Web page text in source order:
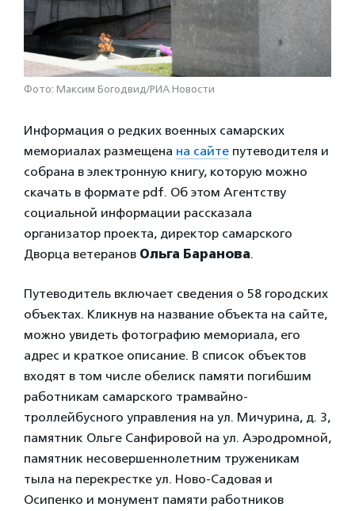
Фото: Максим Богодвид/РИА Новости
Информация о редких военных самарских
мемориалах размещена на сайте путеводителя и
собрана в электронную книгу, которую можно
скачать в формате pdf. Об этом Агентству
социальной информации рассказала
организатор проекта, директор самарского
Дворца ветеранов Ольга Баранова.
Путеводитель включает сведения о 58 городских
объектах. Кликнув на название объекта на сайте,
можно увидеть фотографию мемориала, его
адрес и краткое описание. В список объектов
входят в том числе обелиск памяти погибшим
работникам самарского трамвайно-
троллейбусного управления на ул. Мичурина, д. 3,
памятник Ольге Санфировой на ул. Аэродромной,
памятник несовершеннолетним труженикам
тыла на перекрестке ул. Ново-Садовая и
Осипенко и монумент памяти работников